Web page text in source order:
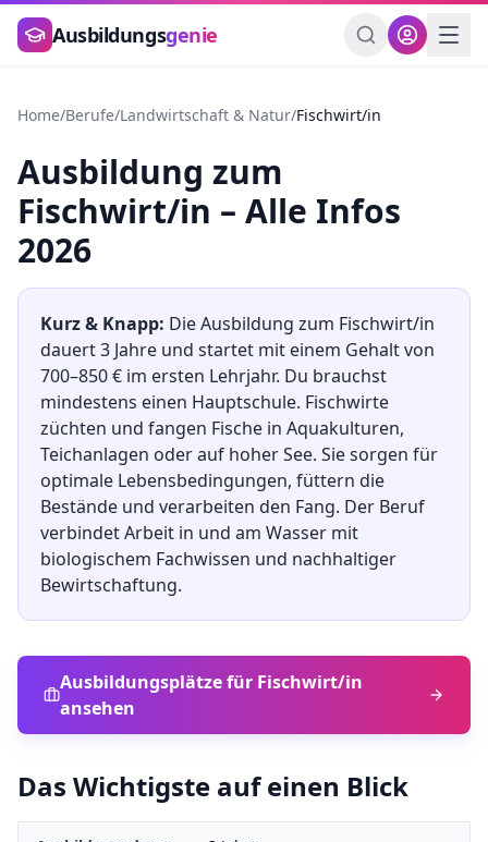
Zum Hauptinhalt springen
Ausbildungsgenie
Home/Berufe/Landwirtschaft & Natur/Fischwirt/in
Ausbildung zum
Fischwirt/in – Alle Infos
2026
Kurz & Knapp: Die Ausbildung zum Fischwirt/in
dauert3 Jahre und startet mit einem Gehalt von
700–850€ im ersten Lehrjahr. Du brauchst
mindestens einen Hauptschule. Fischwirte
züchten und fangen Fische in Aquakulturen,
Teichanlagen oder auf hoher See. Sie sorgen für
optimale Lebensbedingungen, füttern die
Bestände und verarbeiten den Fang. Der Beruf
verbindet Arbeit in und am Wasser mit
biologischem Fachwissen und nachhaltiger
Bewirtschaftung.
Ausbildungsplätze für Fischwirt/in
ansehen
Das Wichtigste auf einen Blick